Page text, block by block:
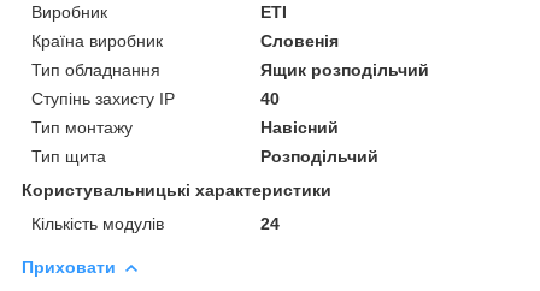
Виробник
ETI
Країна виробник
Словенія
Тип обладнання
Ящик розподільчий
Ступінь захисту IP
40
Тип монтажу
Навісний
Тип щита
Розподільчий
Користувальницькі характеристики
Кількість модулів
24
Приховати